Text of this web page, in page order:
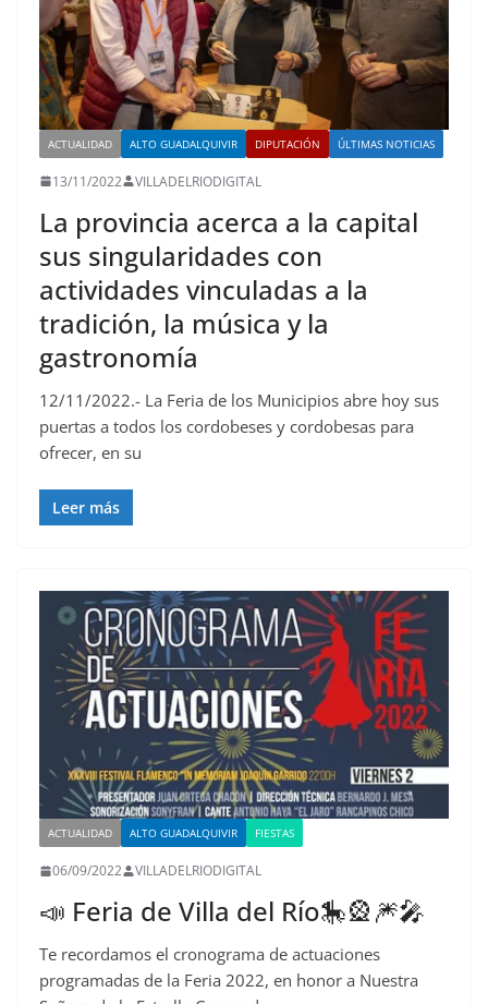
ACTUALIDAD ALTO GUADALQUIVIR DIPUTACIÓN ÚLTIMAS NOTICIAS
13/11/2022 VILLADELRIODIGITAL
La provincia acerca a la capital
sus singularidades con
actividades vinculadas a la
tradición, la música y la
gastronomía
12/11/2022.- La Feria de los Municipios abre hoy sus
puertas a todos los cordobeses y cordobesas para
ofrecer, en su
Leer más
ACTUALIDAD ALTO GUADALQUIVIR FIESTAS
06/09/2022 VILLADELRIODIGITAL
📣 Feria de Villa del Río🎠🎡🎆🎤
Te recordamos el cronograma de actuaciones
programadas de la Feria 2022, en honor a Nuestra